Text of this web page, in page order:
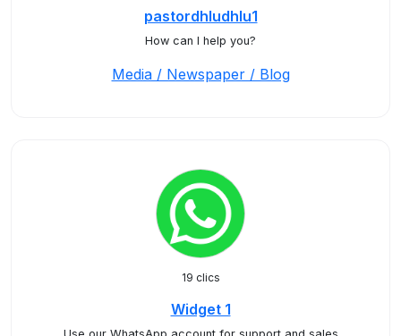
pastordhludhlu1
How can I help you?
Media / Newspaper / Blog
19 clics
Widget 1